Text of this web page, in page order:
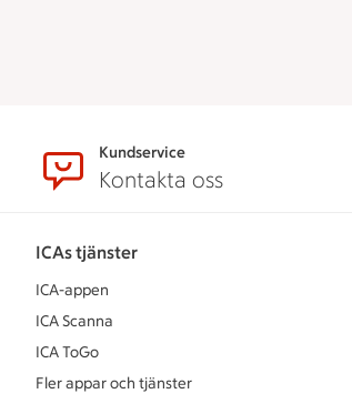
Kundservice
Kontakta oss
ICAs tjänster
ICA-appen
ICA Scanna
ICA ToGo
Fler appar och tjänster